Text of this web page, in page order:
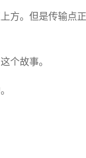
方。但是传输点
个故事。